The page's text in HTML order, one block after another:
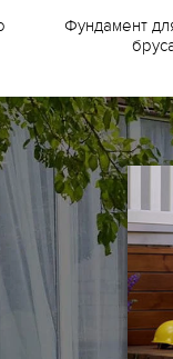
Фундамент